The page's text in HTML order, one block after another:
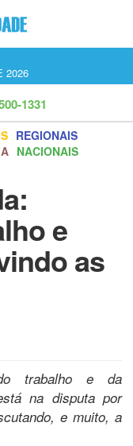
2026
1331
REGIONAIS
NACIONAIS
e
as
trabalho e da
na disputa por
e muito, a